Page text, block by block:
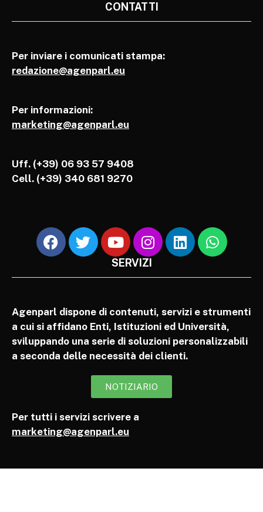
CONTATTI
Per inviare i comunicati stampa:
redazione@agenparl.eu
Per informazioni:
marketing@agenparl.eu
Uff. (+39) 06 93 57 9408
Cell. (+39) 340 681 9270
SERVIZI
Agenparl dispone di contenuti, servizi e strumenti
a cui si affidano Enti, Istituzioni ed Università,
sviluppando una serie di soluzioni personalizzabili
a seconda delle necessità dei clienti.
NOTIZIARIO
Per tutti i servizi scrivere a
marketing@agenparl.eu